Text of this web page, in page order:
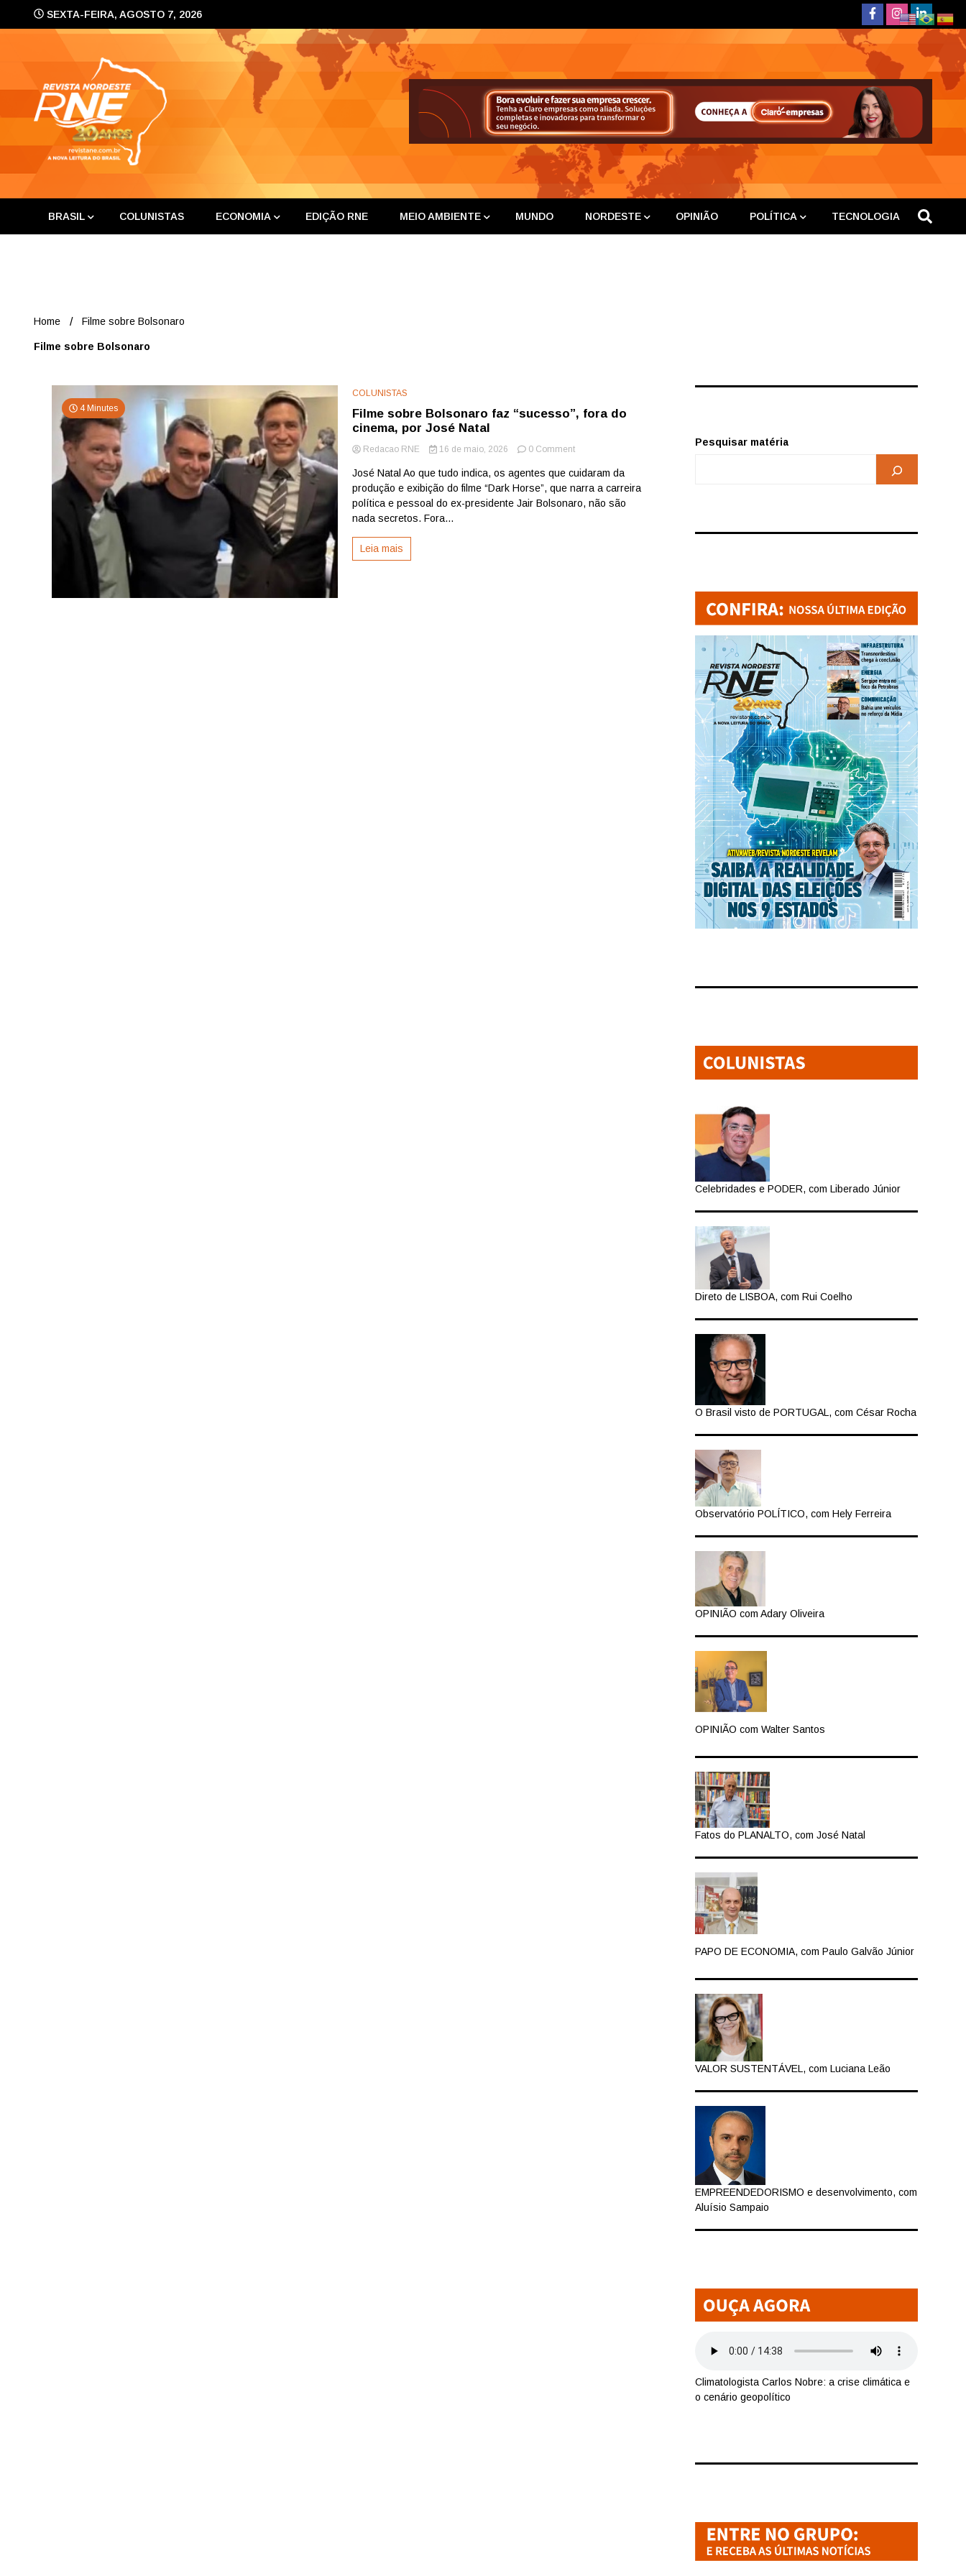
SEXTA-FEIRA, AGOSTO 7, 2026
Revista Nordeste
A nova leitura do Brasil
BRASIL COLUNISTAS ECONOMIA EDIÇÃO RNE MEIO AMBIENTE MUNDO NORDESTE OPINIÃO POLÍTICA TECNOLOGIA
Home Filme sobre Bolsonaro
Filme sobre Bolsonaro
4 Minutes
COLUNISTAS
Filme sobre Bolsonaro faz “sucesso”, fora do
cinema, por José Natal
Redacao RNE 16 de maio, 2026 0 Commenton
sobre
Bolsonaro
faz
José Natal Ao que tudo indica, os agentes que cuidaram da
produção e exibição do filme “Dark Horse”, que narra a carreira
política e pessoal do ex-presidente Jair Bolsonaro, não são
nada secretos. Fora...
Leia mais
Pesquisar matéria
Celebridades e PODER, com Liberado Júnior
Direto de LISBOA, com Rui Coelho
O Brasil visto de PORTUGAL, com César Rocha
Observatório POLÍTICO, com Hely Ferreira
OPINIÃO com Adary Oliveira
OPINIÃO com Walter Santos
Fatos do PLANALTO, com José Natal
PAPO DE ECONOMIA, com Paulo Galvão Júnior
VALOR SUSTENTÁVEL, com Luciana Leão
EMPREENDEDORISMO e desenvolvimento, com
Aluísio Sampaio
Climatologista Carlos Nobre: a crise climática e
o cenário geopolítico